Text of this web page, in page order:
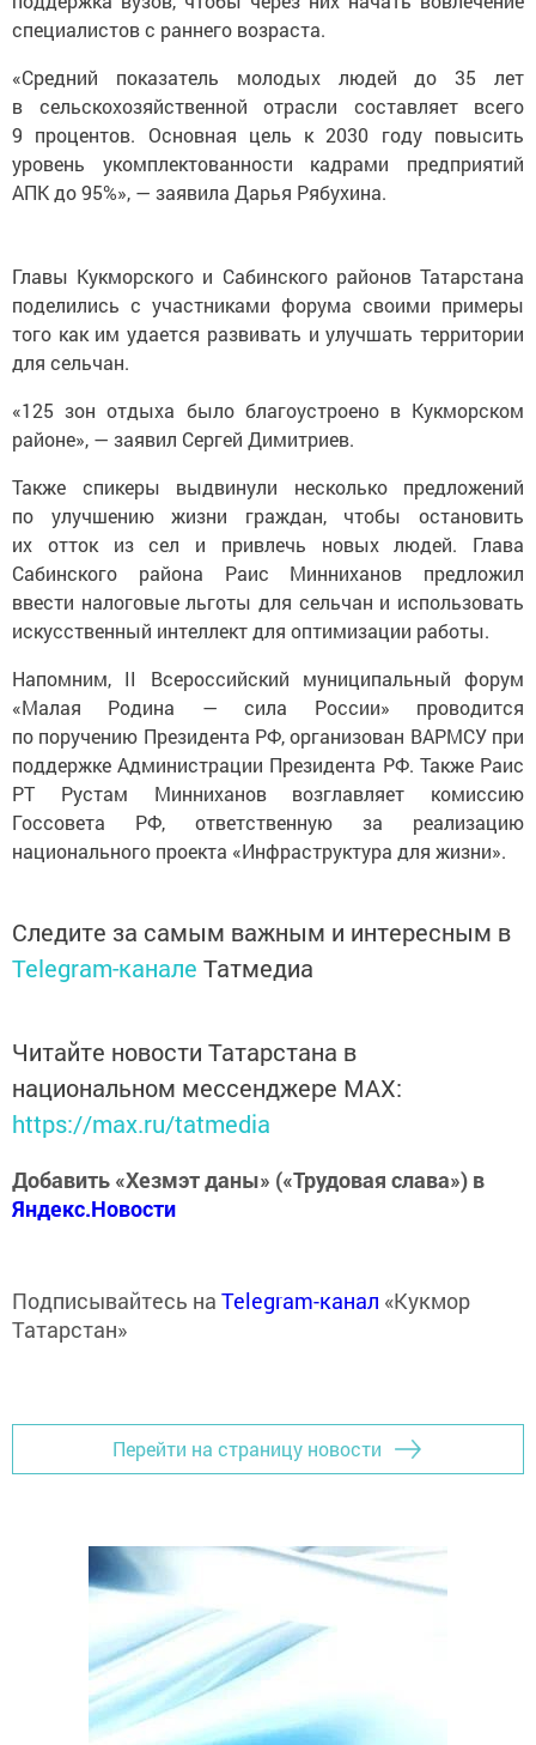
специалистов с раннего возраста.
«Средний показатель молодых людей до 35 лет
в сельскохозяйственной отрасли составляет всего
9 процентов. Основная цель к 2030 году повысить
уровень укомплектованности кадрами предприятий
АПК до 95%», — заявила Дарья Рябухина.
Главы Кукморского и Сабинского районов Татарстана
поделились с участниками форума своими примеры
того как им удается развивать и улучшать территории
для сельчан.
«125 зон отдыха было благоустроено в Кукморском
районе», — заявил Сергей Димитриев.
Также спикеры выдвинули несколько предложений
по улучшению жизни граждан, чтобы остановить
их отток из сел и привлечь новых людей. Глава
Сабинского района Раис Минниханов предложил
ввести налоговые льготы для сельчан и использовать
искусственный интеллект для оптимизации работы.
Напомним, II Всероссийский муниципальный форум
«Малая Родина — сила России» проводится
по поручению Президента РФ, организован ВАРМСУ при
поддержке Администрации Президента РФ. Также Раис
РТ Рустам Минниханов возглавляет комиссию
Госсовета РФ, ответственную за реализацию
национального проекта «Инфраструктура для жизни».
Следите за самым важным и интересным в
Telegram-канале Татмедиа
Читайте новости Татарстана в
национальном мессенджере MАХ:
https://max.ru/tatmedia
Добавить «Хезмэт даны» («Трудовая слава») в
Яндекс.Новости
Подписывайтесь на Telegram-канал «Кукмор
Татарстан»
Перейти на страницу новости